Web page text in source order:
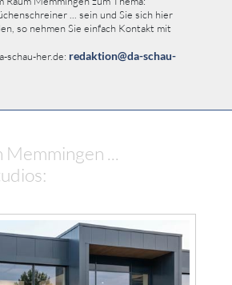
... sein und Sie sich hier
so nehmen Sie einfach Kontakt mit
schau-her.de: redaktion@da-schau-
Memmingen ...